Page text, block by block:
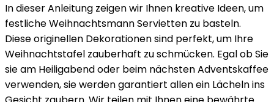
Servietten
Basteln
–
Festliche
Ideen
In dieser Anleitung zeigen wir Ihnen kreative Ideen, um
festliche Weihnachtsmann Servietten zu basteln.
Diese originellen Dekorationen sind perfekt, um Ihre
Weihnachtstafel zauberhaft zu schmücken. Egal ob Sie
sie am Heiligabend oder beim nächsten Adventskaffee
verwenden, sie werden garantiert allen ein Lächeln ins